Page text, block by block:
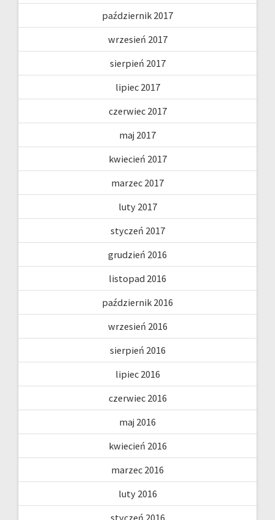
październik 2017
wrzesień 2017
sierpień 2017
lipiec 2017
czerwiec 2017
maj 2017
kwiecień 2017
marzec 2017
luty 2017
styczeń 2017
grudzień 2016
listopad 2016
październik 2016
wrzesień 2016
sierpień 2016
lipiec 2016
czerwiec 2016
maj 2016
kwiecień 2016
marzec 2016
luty 2016
styczeń 2016